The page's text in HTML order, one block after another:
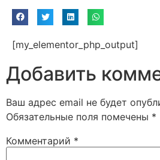
[my_elementor_php_output]
Добавить
Ваш адрес email не будет
Обязательные поля помечены *
Комментарий *